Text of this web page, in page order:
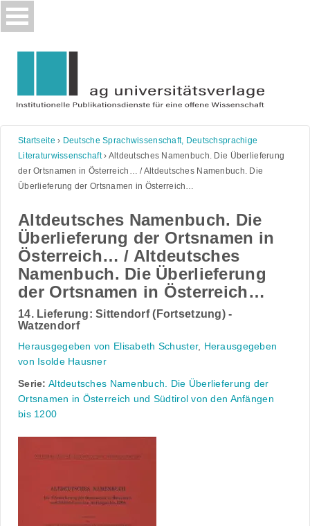
Skip
to
Startseite › Deutsche Sprachwissenschaft, Deutschsprachige
Literaturwissenschaft› Altdeutsches Namenbuch. Die Überlieferung
der Ortsnamen in Österreich… / Altdeutsches Namenbuch. Die
Überlieferung der Ortsnamen in Österreich…
Altdeutsches Namenbuch. Die
Überlieferung der Ortsnamen in
Österreich… / Altdeutsches
Namenbuch. Die Überlieferung
der Ortsnamen in Österreich…
14. Lieferung: Sittendorf (Fortsetzung) -
Watzendorf
Herausgegeben von Elisabeth Schuster, Herausgegeben
von Isolde Hausner
Serie: Altdeutsches Namenbuch. Die Überlieferung der
Ortsnamen in Österreich und Südtirol von den Anfängen
bis 1200